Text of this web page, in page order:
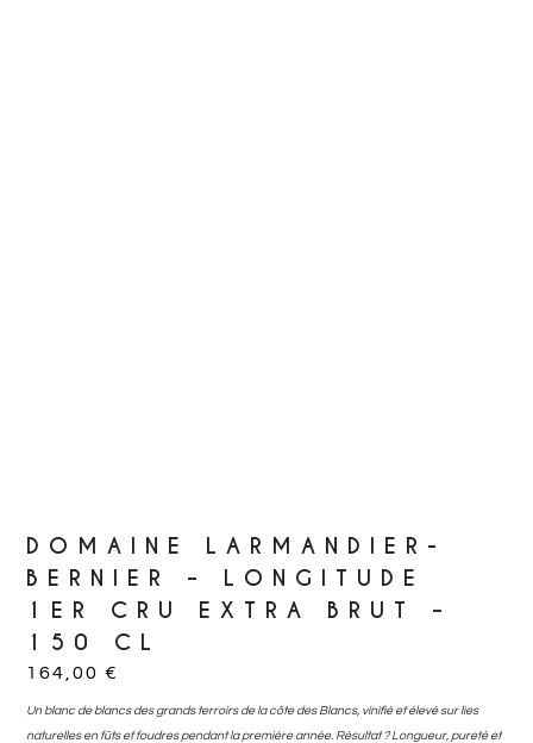
DOMAINE LARMANDIER-
BERNIER – LONGITUDE
1ER CRU EXTRA BRUT –
150 CL
164,00€
Un blanc de blancs des grands terroirs de la côte des Blancs, vinifié et élevé sur lies
naturelles en fûts et foudres pendant la première année. Résultat ? Longueur, pureté et